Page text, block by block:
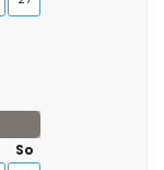
So